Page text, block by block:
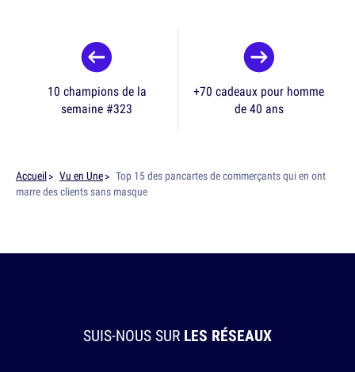
10 champions de la
semaine #323
+70 cadeaux pour homme
de 40 ans
Accueil Vu en Une
Top 15 des pancartes de commerçants qui en ont
marre des clients sans masque
SUIS-NOUS SUR LES RÉSEAUX